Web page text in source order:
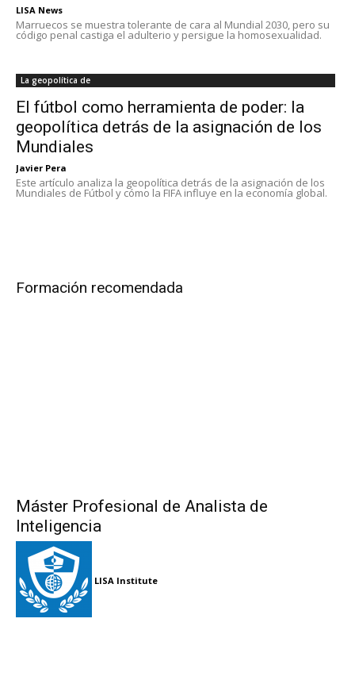
LISA News
Marruecos se muestra tolerante de cara al Mundial 2030, pero su
código penal castiga el adulterio y persigue la homosexualidad.
La geopolítica de
El fútbol como herramienta de poder: la
geopolítica detrás de la asignación de los
Mundiales
Javier Pera
Este artículo analiza la geopolítica detrás de la asignación de los
Mundiales de Fútbol y cómo la FIFA influye en la economía global.
Formación recomendada
Máster Profesional de Analista de
Inteligencia
LISA Institute